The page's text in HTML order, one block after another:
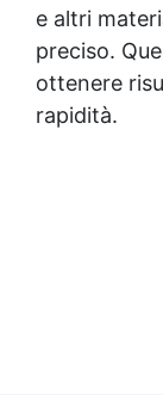
e altri
preciso.
ottenere
rapidità.